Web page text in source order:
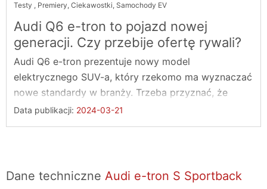
Testy , Premiery, Ciekawostki, Samochody EV
Audi Q6 e-tron to pojazd nowej
generacji. Czy przebije ofertę rywali?
Audi Q6 e-tron prezentuje nowy model
elektrycznego SUV-a, który rzekomo ma wyznaczać
nowe standardy w branży. Trzeba przyznać, że
kooperacja ...
Data publikacji: 2024-03-21
Dane techniczne Audi e-tron S Sportback